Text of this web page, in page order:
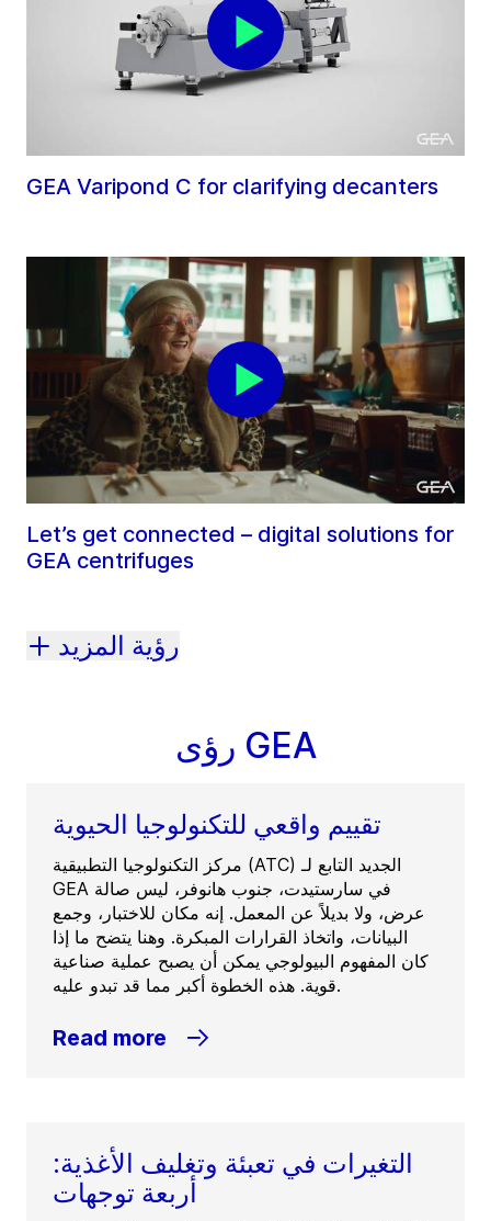
GEA Varipond C for clarifying decanters
Let’s get connected – digital solutions for
GEA centrifuges
رؤية المزيد
رؤى GEA
تقييم واقعي للتكنولوجيا الحيوية
مركز التكنولوجيا التطبيقية (ATC) الجديد التابع لـ
GEA في سارستيدت، جنوب هانوفر، ليس صالة
عرض، ولا بديلاً عن المعمل. إنه مكان للاختبار، وجمع
البيانات، واتخاذ القرارات المبكرة. وهنا يتضح ما إذا
كان المفهوم البيولوجي يمكن أن يصبح عملية صناعية
قوية. هذه الخطوة أكبر مما قد تبدو عليه.
Read more
التغيرات في تعبئة وتغليف الأغذية:
أربعة توجهات